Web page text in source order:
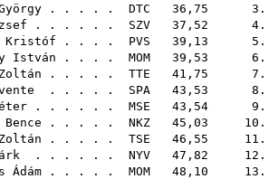
. . . . . DTC 36,75
. . . . . . SZV 37,52
Kristóf . . . . PVS 39,13
István . . . . MOM 39,53
. . . . . TTE 41,75
. . . . . SPA 43,53
. . . . . . MSE 43,54
. . . . . NKZ 45,03
. . . . . TSE 46,55
. . . . . . NYV 47,82
Ádám . . . . . MOM 48,10